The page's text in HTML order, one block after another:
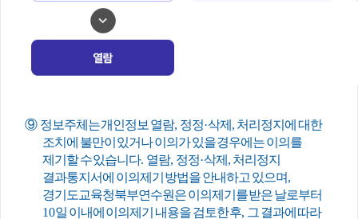
⑨ 정보주체는 개인정보 열람, 정정·삭제 , 처리정지에 대한
조치에 불만이 있거나 이의가 있을 경우에는 이의를
제기할 수 있습니다. 열람, 정정·삭제 , 처리정지
결과통지서에 이의제기 방법을 안내하고 있으며,
경기도교육청북부연수원은 이의제기를 받은 날로부터
10일 이내에 이의제기 내용을 검토한 후, 그 결과에 따라